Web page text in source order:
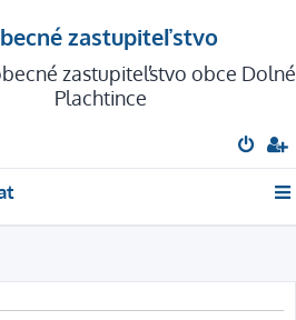
zastupiteľstvo
zastupiteľstvo obce Dolné
Plachtince